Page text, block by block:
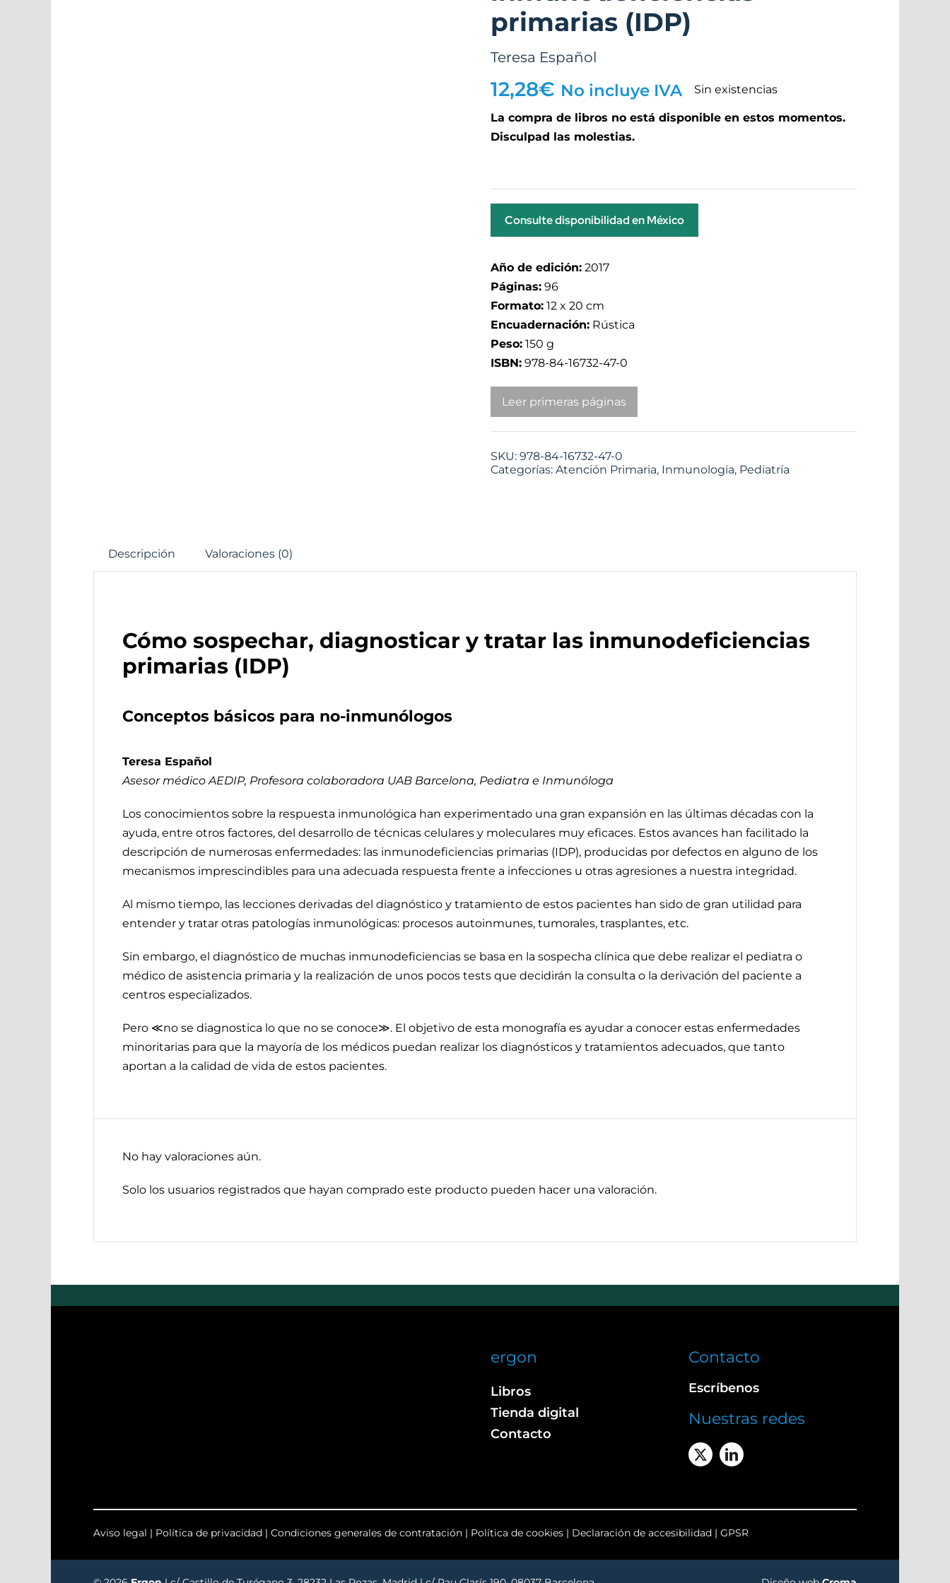
primarias (IDP)
Teresa Español
12,28€ No incluye IVA Sin existencias
La compra de libros no está disponible en estos momentos.
Disculpad las molestias.
Consulte disponibilidad en México
Año de edición:2017
Páginas:96
Formato:12 x 20 cm
Encuadernación:Rústica
Peso:150 g
ISBN:978-84-16732-47-0
Leer primeras páginas
SKU: 978-84-16732-47-0
Categorías: Atención Primaria, Inmunología, Pediatría
Descripción Valoraciones (0)
Cómo sospechar, diagnosticar y tratar las inmunodeficiencias
primarias (IDP)
Conceptos básicos para no-inmunólogos
Teresa Español
Asesor médico AEDIP, Profesora colaboradora UAB Barcelona, Pediatra e Inmunóloga
Los conocimientos sobre la respuesta inmunológica han experimentado una gran expansión en las últimas décadas con la
ayuda, entre otros factores, del desarrollo de técnicas celulares y moleculares muy eficaces. Estos avances han facilitado la
descripción de numerosas enfermedades: las inmunodeficiencias primarias (IDP), producidas por defectos en alguno de los
mecanismos imprescindibles para una adecuada respuesta frente a infecciones u otras agresiones a nuestra integridad.
Al mismo tiempo, las lecciones derivadas del diagnóstico y tratamiento de estos pacientes han sido de gran utilidad para
entender y tratar otras patologías inmunológicas: procesos autoinmunes, tumorales, trasplantes, etc.
Sin embargo, el diagnóstico de muchas inmunodeficiencias se basa en la sospecha clínica que debe realizar el pediatra o
médico de asistencia primaria y la realización de unos pocos tests que decidirán la consulta o la derivación del paciente a
centros especializados.
Pero ≪no se diagnostica lo que no se conoce≫. El objetivo de esta monografía es ayudar a conocer estas enfermedades
minoritarias para que la mayoría de los médicos puedan realizar los diagnósticos y tratamientos adecuados, que tanto
aportan a la calidad de vida de estos pacientes.
No hay valoraciones aún.
Solo los usuarios registrados que hayan comprado este producto pueden hacer una valoración.
ergon
Libros
Tienda digital
Contacto
Contacto
Escríbenos
Nuestras redes
Aviso legal | Política de privacidad | Condiciones generales de contratación| Política de cookies| Declaración de accesibilidad| GPSR